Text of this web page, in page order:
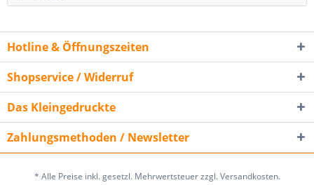
Hotline & Öffnungszeiten
Shopservice / Widerruf
Das Kleingedruckte
Zahlungsmethoden / Newsletter
* Alle Preise inkl. gesetzl. Mehrwertsteuer zzgl. Versandkosten.